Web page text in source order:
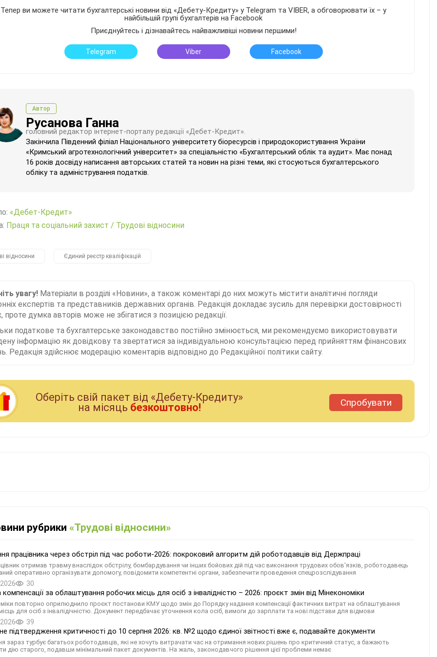
Тепер ви можете читати бухгалтерські новини від «Дебету-Кредиту» у Telegram та VIBER, а обговорювати їх – у
найбільшій групі бухгалтерів на Facebook
Приєднуйтесь і дізнавайтесь найважливіші новини першими!
Telegram Viber Facebook
Автор
Русанова Ганна
головний редактор інтернет-порталу редакції «Дебет-Кредит».
Закінчила Південний філіал Національного університету біоресурсів і природокористування України
«Кримський агротехнологічний університет» за спеціальністю «Бухгалтерський облік та аудит». Має понад
16 років досвіду написання авторських статей та новин на різні теми, які стосуються бухгалтерського
обліку та адміністрування податків.
«Дебет-Кредит»
Праця та соціальний захист / Трудові відносини
відносини Єдиний реєстр кваліфікацій
увагу! Матеріали в розділі «Новини», а також коментарі до них можуть містити аналітичні погляди
експертів та представників державних органів. Редакція докладає зусиль для перевірки достовірності
проте думка авторів може не збігатися з позицією редакції.
податкове та бухгалтерське законодавство постійно змінюється, ми рекомендуємо використовувати
інформацію як довідкову та звертатися за індивідуальною консультацією перед прийняттям фінансових
Редакція здійснює модерацію коментарів відповідно до Редакційної політики сайту.
Оберiть свiй пакет вiд «Дебету-Кредиту»
на мiсяць безкоштовно! Спробувати
рубрики «Трудові відносини»
працівника через обстріл під час роботи-2026: покроковий алгоритм дій роботодавців від Держпраці
отримав травму внаслідок обстрілу, бомбардування чи інших бойових дій під час виконання трудових обов'язків, роботодавець
оперативно організувати допомогу, повідомити компетентні органи, забезпечити проведення спецрозслідування
30
за облаштування робочих місць для осіб з інвалідністю – 2026: проєкт змін від Мінекономіки
повторно оприлюднило проєкт постанови КМУ щодо змін до Порядку надання компенсації фактичних витрат на облаштування
для осіб з інвалідічністю. Документ передбачає уточнення кола осіб, вимоги до зарплати та нові підстави для відмови
39
підтвердження критичності до 10 серпня 2026: кв. №2 щодо єдиної звітності вже є, подавайте документи
зараз турбує багатьох роботодавців, які не хочуть витрачати час на отримання нових рішень про критичний статус, а бажають
дію старого, подавши мінімальний пакет документів. На жаль, законодавчого рішення цієї проблеми немає